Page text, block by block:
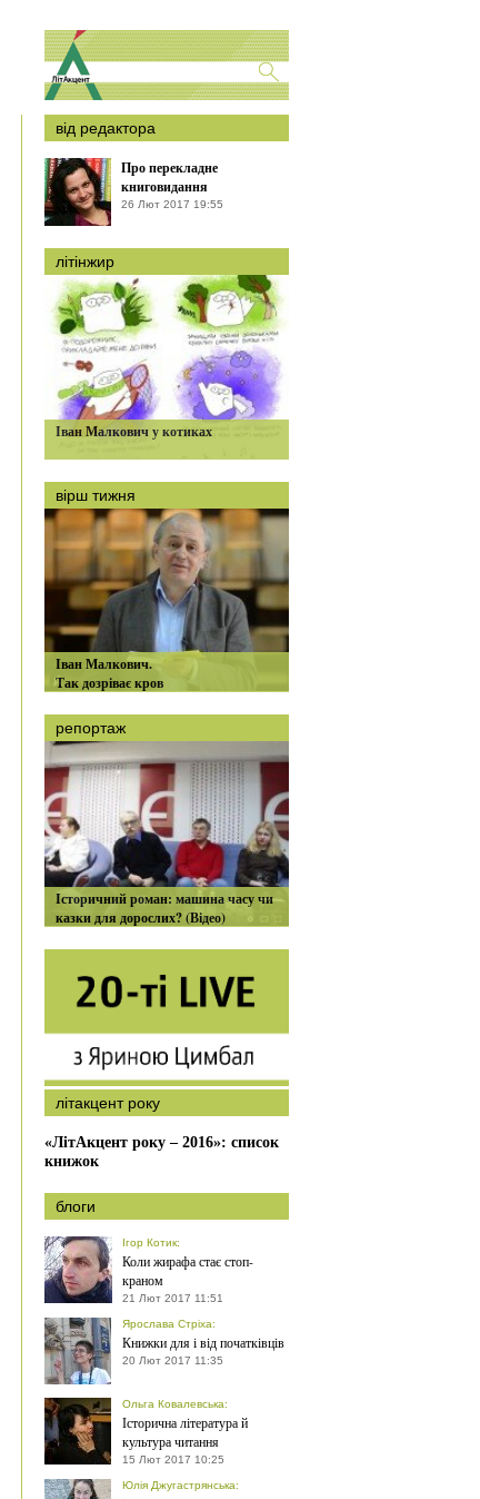
від редактора
Про перекладне
книговидання
26 Лют 2017 19:55
літінжир
Іван Малкович у котиках
вірш тижня
Іван Малкович.
Так дозріває кров
репортаж
Історичний роман: машина часу чи
казки для дорослих? (Відео)
літакцент року
«ЛітАкцент року – 2016»: список
книжок
блоги
Ігор Котик:
Коли жирафа стає стоп-
краном
21 Лют 2017 11:51
Ярослава Стріха:
Книжки для і від початківців
20 Лют 2017 11:35
Ольга Ковалевська:
Історична література й
культура читання
15 Лют 2017 10:25
Юлія Джугастрянська: